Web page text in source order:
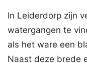
In Leiderdorp zijn
watergangen te
als het ware een
Naast deze brede